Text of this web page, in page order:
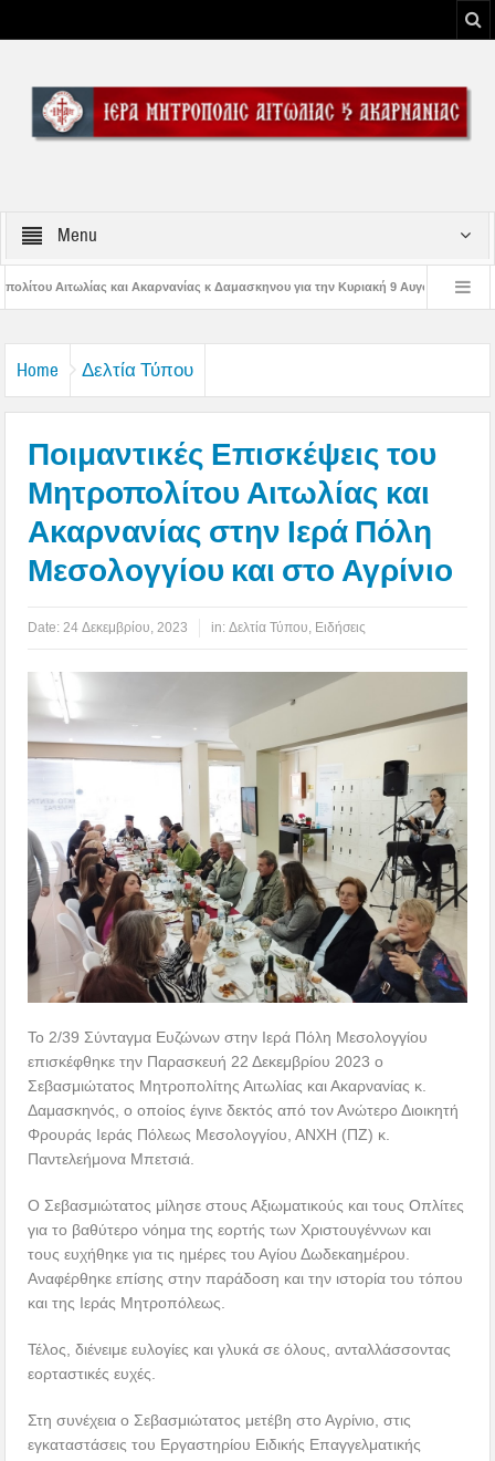
Menu
κ Δαμασκηνου για την Κυριακή 9 Αυγούστου 2026 Η εορτή της
Home Δελτία Τύπου
Ποιμαντικές Επισκέψεις του
Μητροπολίτου Αιτωλίας και
Ακαρνανίας στην Ιερά Πόλη
Μεσολογγίου και στο Αγρίνιο
Date: 24 Δεκεμβρίου, 2023 in:Δελτία Τύπου Ειδήσεις
Το 2/39 Σύνταγμα Ευζώνων στην Ιερά Πόλη Μεσολογγίου
επισκέφθηκε την Παρασκευή 22 Δεκεμβρίου 2023 ο
Σεβασμιώτατος Μητροπολίτης Αιτωλίας και Ακαρνανίας κ.
Δαμασκηνός, ο οποίος έγινε δεκτός από τον Ανώτερο Διοικητή
Φρουράς Ιεράς Πόλεως Μεσολογγίου, ΑΝΧΗ (ΠΖ) κ.
Παντελεήμονα Μπετσιά.
Ο Σεβασμιώτατος μίλησε στους Αξιωματικούς και τους Οπλίτες
για το βαθύτερο νόημα της εορτής των Χριστουγέννων και
τους ευχήθηκε για τις ημέρες του Αγίου Δωδεκαημέρου.
Αναφέρθηκε επίσης στην παράδοση και την ιστορία του τόπου
και της Ιεράς Μητροπόλεως.
Τέλος, διένειμε ευλογίες και γλυκά σε όλους, ανταλλάσσοντας
εορταστικές ευχές.
Στη συνέχεια ο Σεβασμιώτατος μετέβη στο Αγρίνιο, στις
εγκαταστάσεις του Εργαστηρίου Ειδικής Επαγγελματικής